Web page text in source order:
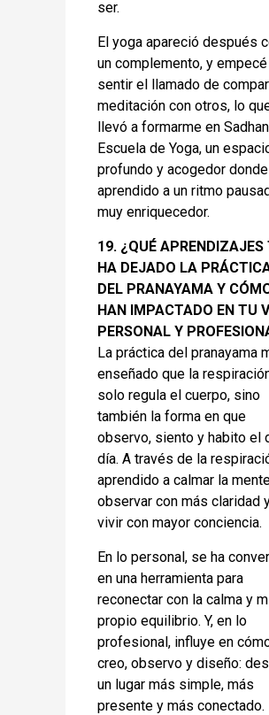
ser.
El yoga apareció después
un complemento, y
sentir el llamado de
meditación con otros, lo
llevó a formarme en
Escuela de Yoga, un
profundo y acogedor
aprendido a un ritmo
muy enriquecedor.
19. ¿QUÉ APRENDIZAJES
HA DEJADO LA
DEL PRANAYAMA Y
HAN IMPACTADO EN TU
PERSONAL Y
La práctica del pranayama
enseñado que la
solo regula el cuerpo, sino
también la forma en que
observo, siento y habito el
día. A través de la
aprendido a calmar la
observar con más claridad
vivir con mayor conciencia.
En lo personal, se ha
en una herramienta para
reconectar con la calma y
propio equilibrio. Y, en lo
profesional, influye en
creo, observo y diseño:
un lugar más simple, más
presente y más conectado.